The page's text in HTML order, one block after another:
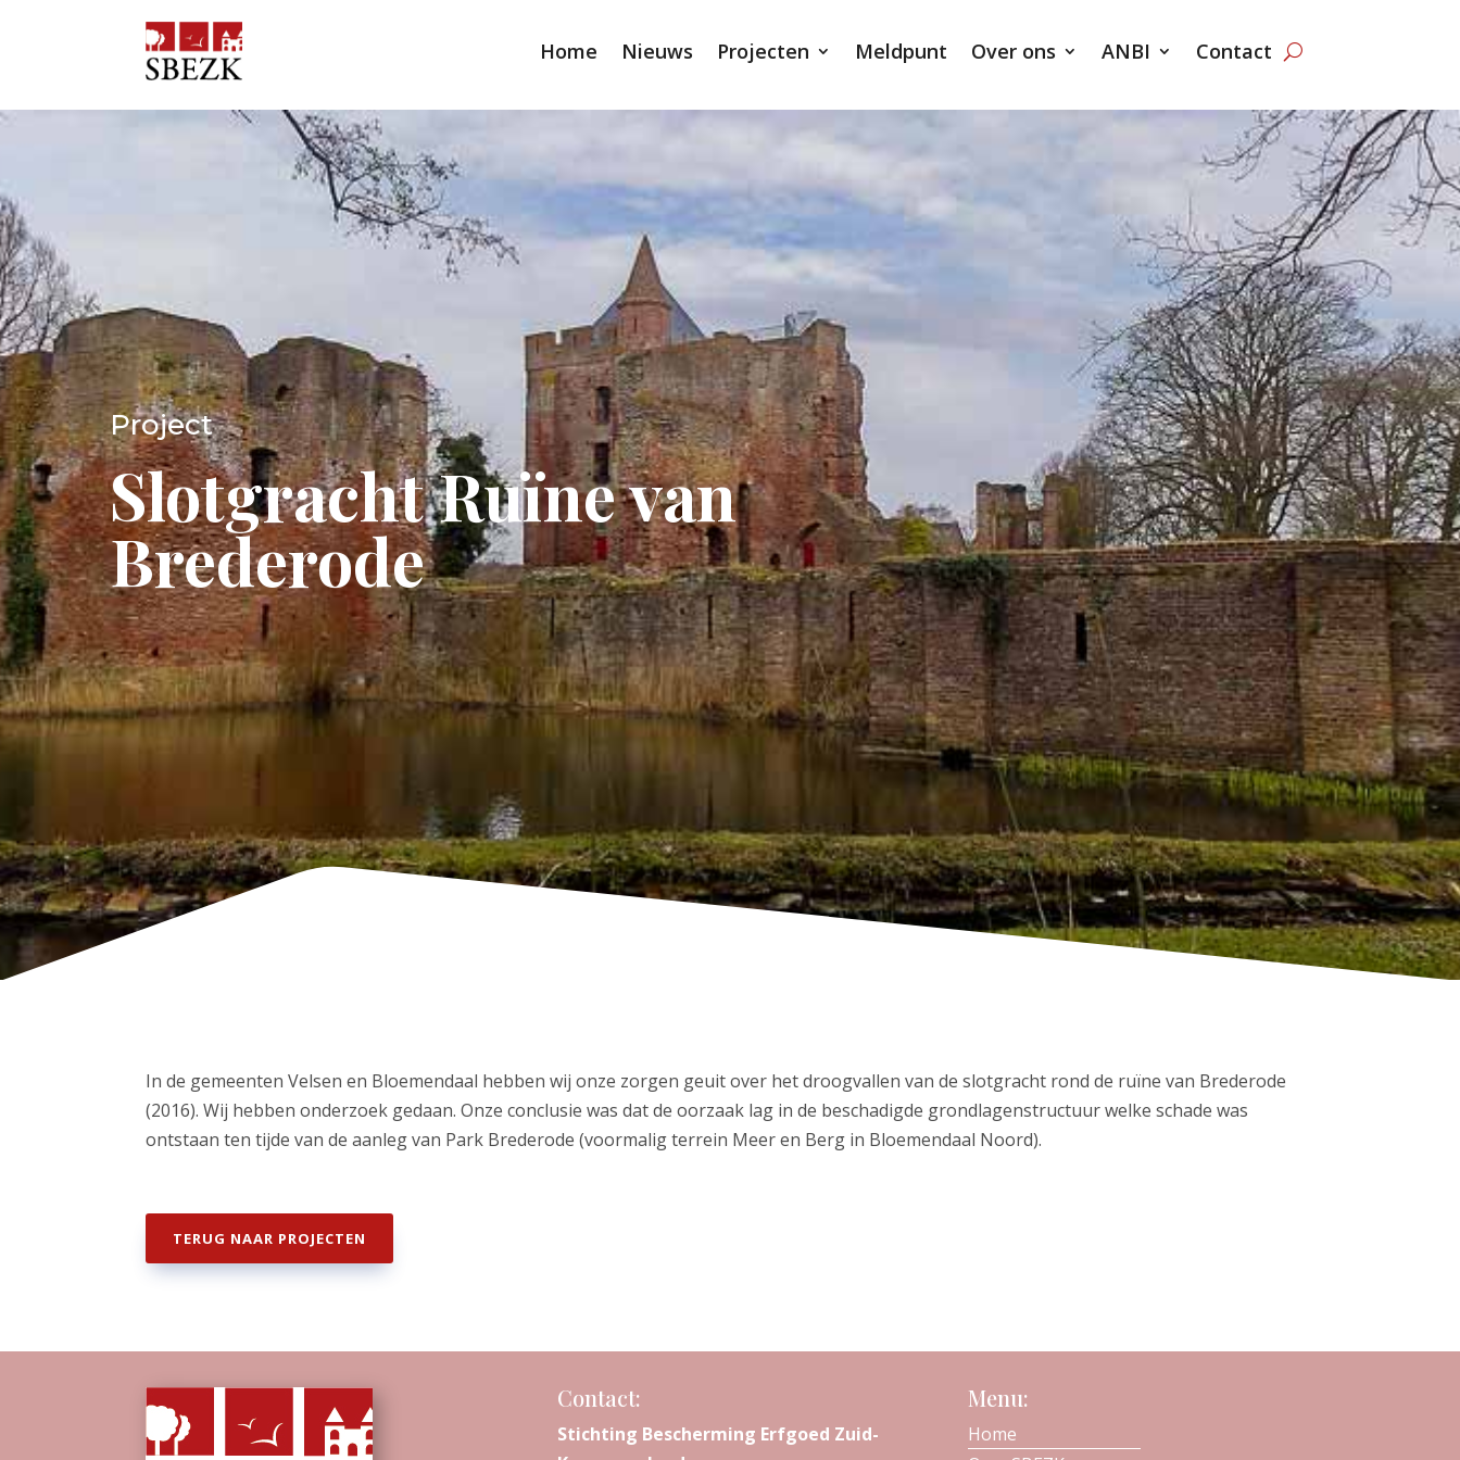
Home Nieuws Projecten Meldpunt Over ons ANBI Contact
Project
Slotgracht Ruïne van
Brederode
In de gemeenten Velsen en Bloemendaal hebben wij onze zorgen geuit over het droogvallen van de slotgracht rond de ruïne van Brederode
(2016). Wij hebben onderzoek gedaan. Onze conclusie was dat de oorzaak lag in de beschadigde grondlagenstructuur welke schade was
ontstaan ten tijde van de aanleg van Park Brederode (voormalig terrein Meer en Berg in Bloemendaal Noord).
TERUG NAAR PROJECTEN
Contact:
Stichting Bescherming Erfgoed Zuid-
Menu:
Home